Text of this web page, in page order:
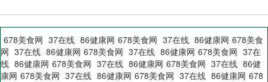
678美食网 37在线 86健康网 678美食网 37在线 86健康网 678美食
网 37在线 86健康网 678美食网 37在线 86健康网 678美食网 37在
线 86健康网 678美食网 37在线 86健康网 678美食网 37在线 86健
康网 678美食网 37在线 86健康网 678美食网 37在线 86健康网 678